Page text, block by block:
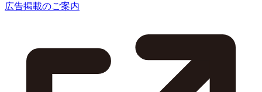
広告掲載のご案内